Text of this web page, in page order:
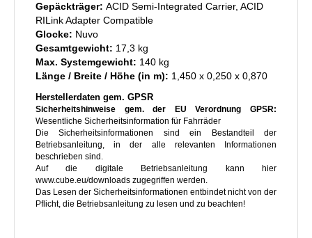
Gepäckträger: ACID Semi-Integrated Carrier, ACID
RILink Adapter Compatible
Glocke: Nuvo
Gesamtgewicht: 17,3 kg
Max. Systemgewicht: 140 kg
Länge / Breite / Höhe (in m): 1,450 x 0,250 x 0,870
Herstellerdaten gem. GPSR
Sicherheitshinweise gem. der EU Verordnung GPSR:
Wesentliche Sicherheitsinformation für Fahrräder
Die Sicherheitsinformationen sind ein Bestandteil der
Betriebsanleitung, in der alle relevanten Informationen
beschrieben sind.
Auf die digitale Betriebsanleitung kann hier
www.cube.eu/downloads zugegriffen werden.
Das Lesen der Sicherheitsinformationen entbindet nicht von der
Pflicht, die Betriebsanleitung zu lesen und zu beachten!